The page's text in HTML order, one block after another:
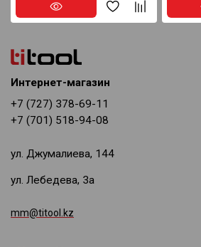
Интернет-магазин
+7 (727) 378-69-11
+7 (701) 518-94-08
ул. Джумалиева, 144
ул. Лебедева, 3а
mm@titool.kz